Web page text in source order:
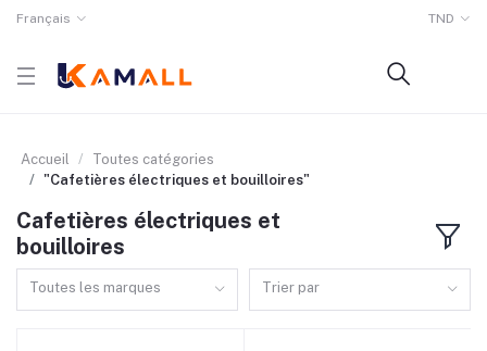
Français TND
Accueil
Toutes catégories
"Cafetières électriques et bouilloires"
Cafetières électriques et
bouilloires
Toutes les marques Trier par